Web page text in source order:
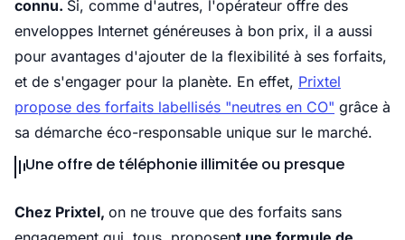
connu. Si, comme d'autres, l'opérateur offre des
enveloppes Internet généreuses à bon prix, il a aussi
pour avantages d'ajouter de la flexibilité à ses forfaits,
et de s'engager pour la planète. En effet, Prixtel
propose des forfaits labellisés "neutres en CO" grâce à
sa démarche éco-responsable unique sur le marché.
Une offre de téléphonie illimitée ou presque
Chez Prixtel, on ne trouve que des forfaits sans